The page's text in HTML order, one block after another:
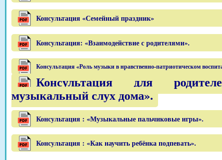
Консультация «Семейный праздник»
Консультация: «Взаимодействие с родителями».
Консультация «Роль музыки в нравственно-патриотическом
Консультация для
музыкальный слух дома».
Консультация : «Музыкальные пальчиковые игры».
Консультация : «Как научить ребёнка подпевать».